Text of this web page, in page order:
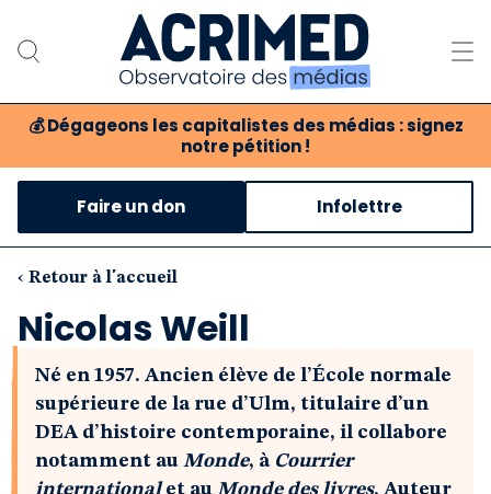
💰 Dégageons les capitalistes des médias : signez
notre pétition !
Notre association
Notre critique des médias
Nos propositions
Notre revue
Boutique
Faire un don Infolettre
‹ Retour à l'accueil
Nicolas Weill
Né en 1957. Ancien élève de l’École normale
supérieure de la rue d’Ulm, titulaire d’un
DEA d’histoire contemporaine, il collabore
notamment au Monde, à Courrier
internationalet au Monde des livres. Auteur